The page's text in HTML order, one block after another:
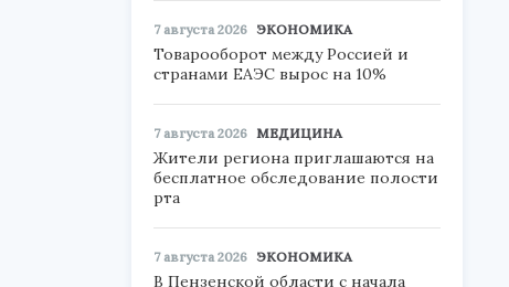
7 августа 2026 ЭКОНОМИКА
Товарооборот между Россией и
странами ЕАЭС вырос на 10%
7 августа 2026 МЕДИЦИНА
Жители региона приглашаются на
бесплатное обследование полости
рта
7 августа 2026 ЭКОНОМИКА
В Пензенской области с начала